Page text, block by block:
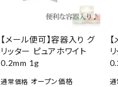
【メール便可】容器入り グ
リッター ピュアホワイト
0.2mm 1g
通常価格 オープン価格 通